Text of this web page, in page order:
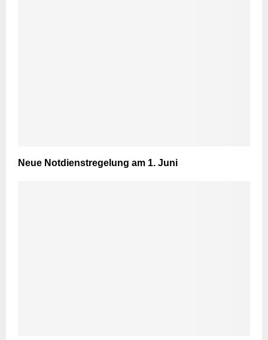
Neue Notdienstregelung am 1. Juni